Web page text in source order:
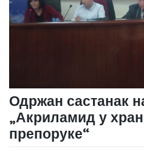
Одржан састанак
„Акриламид у
препоруке“